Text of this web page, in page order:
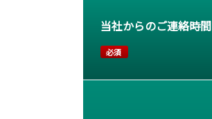
当社からのご連絡時間
必須